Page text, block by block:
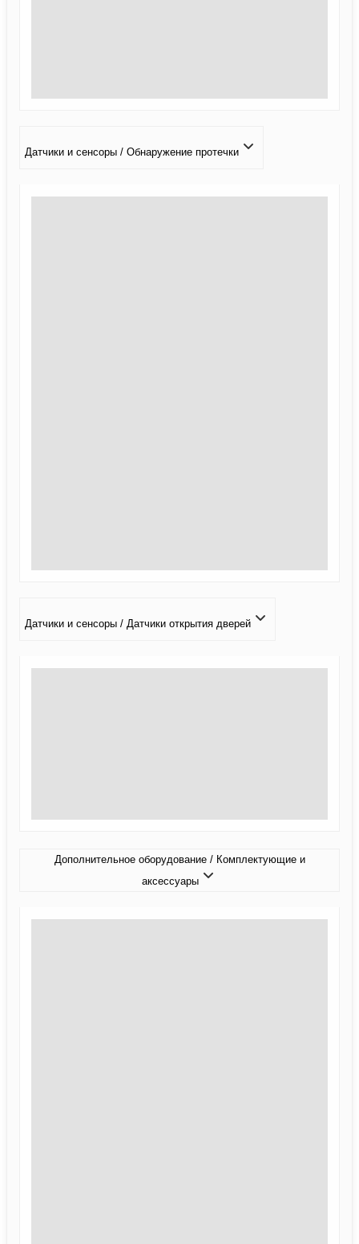
Датчики и сенсоры / Обнаружение протечки
Датчики и сенсоры / Датчики открытия дверей
Дополнительное оборудование / Комплектующие и
аксессуары